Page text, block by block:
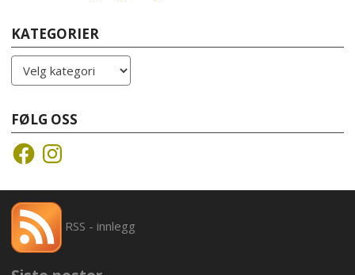
KATEGORIER
Kategorier
FØLG OSS
FacebookInstagram
RSS - innlegg